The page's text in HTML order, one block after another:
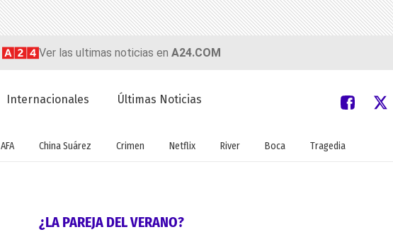
Ver las ultimas noticias en A24.COM
Internacionales Últimas Noticias
AFA China Suárez Crimen Netflix River Boca Tragedia
¿LA PAREJA DEL VERANO?